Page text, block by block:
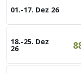
01.-17. Dez 26
18.-25. Dez
26